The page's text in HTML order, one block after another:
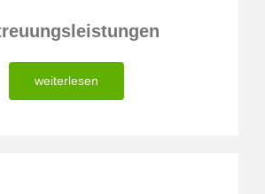
weiterlesen